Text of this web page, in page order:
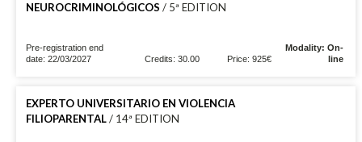
NEUROCRIMINOLÓGICOS / 5ª EDITION
Pre-registration end
date: 22/03/2027
Credits: 30.00 Price: 925€
Modality: On-
line
EXPERTO UNIVERSITARIO EN VIOLENCIA
FILIOPARENTAL/ 14ª EDITION